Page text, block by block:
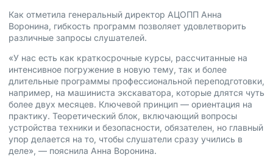
Как отметила генеральный директор АЦОПП Анна
Воронина, гибкость программ позволяет удовлетворить
различные запросы слушателей.
«У нас есть как краткосрочные курсы, рассчитанные на
интенсивное погружение в новую тему, так и более
длительные программы профессиональной переподготовки,
например, на машиниста экскаватора, которые длятся чуть
более двух месяцев. Ключевой принцип — ориентация на
практику. Теоретический блок, включающий вопросы
устройства техники и безопасности, обязателен, но главный
упор делается на то, чтобы слушатели сразу учились в
деле», — пояснила Анна Воронина.